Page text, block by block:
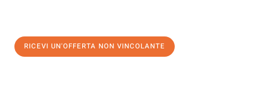
RICEVI UN'OFFERTA NON VINCOLANTE